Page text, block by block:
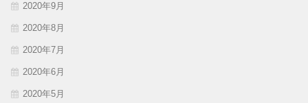
2020年9月
2020年8月
2020年7月
2020年6月
2020年5月